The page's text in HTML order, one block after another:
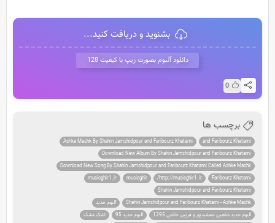
بشنوید و دریافت کنید...
دانلود آلبوم بصورت زیپ با کیفیت 128
0
برچسب ها
and Faribourz Khatami
Ashke Mashk By Shahin Jamshidpour and Faribourz Khatami
Download New Album By Shahin Jamshidpour and Faribourz Khatami
Download New Song By Shahin Jamshidpour and Faribourz Khatami Called Ashke Mashk
Faribourz Khatami
http://musicghir1.ir/
musicghir
musicghir1.ir
Shahin Jamshidpour and Faribourz Khatami
Shahin Jamshidpour and Faribourz Khatami - Ashke Mashk
آلبوم جديد
آلبوم جديد شاهین جمشیدپور و فریبرز خاتمی 1395
آلبوم جدید 95
اشکِ مشک